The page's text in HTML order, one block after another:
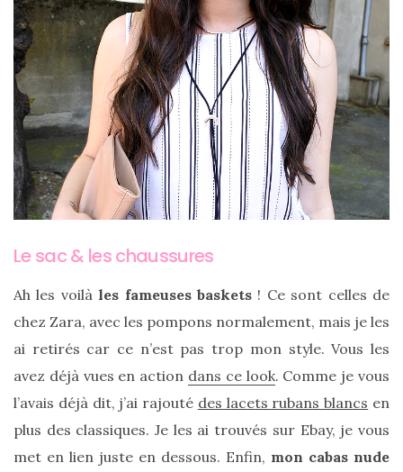
beauté
(54)
Favoris
et
déceptions
(27)
Revues
(478)
(70)
Lifestyle
(154)
Bonnes
adresses/Evénements
(43)
Coups
de
Le sac & les chaussures
Ah les voilà les fameuses baskets ! Ce sont celles de
chez Zara, avec les pompons normalement, mais je les
ai retirés car ce n’est pas trop mon style. Vous les
avez déjà vues en action dans ce look. Comme je vous
l’avais déjà dit, j’ai rajouté des lacets rubans blancs en
plus des classiques. Je les ai trouvés sur Ebay, je vous
met en lien juste en dessous. Enfin, mon cabas nude